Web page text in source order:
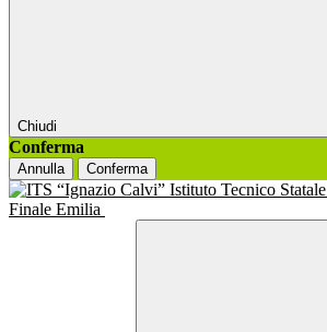
Chiudi
Conferma
Annulla Conferma
Istituto Tecnico Statale
Finale Emilia